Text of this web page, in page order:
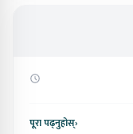
पूरा पढ्नुहोस्›